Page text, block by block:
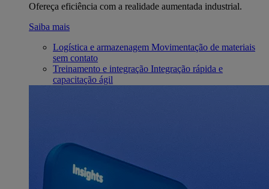
Ofereça eficiência com a realidade aumentada industrial.
Saiba mais
Logística e armazenagem Movimentação de materiais
sem contato
Treinamento e integração Integração rápida e
capacitação ágil